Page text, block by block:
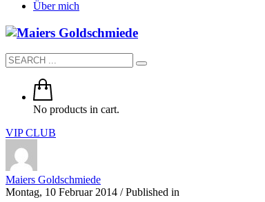
Über mich
No products in cart.
VIP CLUB
Maiers Goldschmiede
Montag, 10 Februar 2014 /Published in